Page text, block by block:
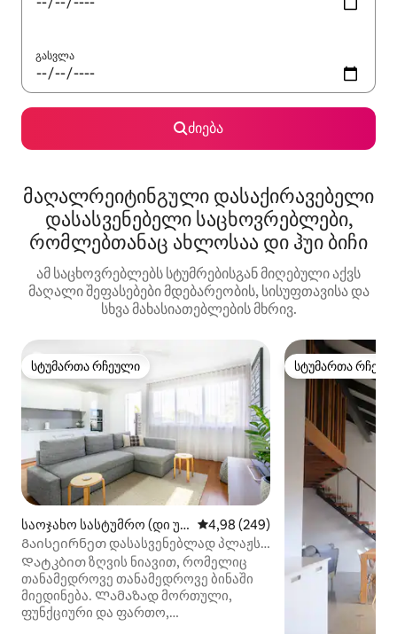
გასვლა
ძიება
მაღალრეიტინგული დასაქირავებელი
დასასვენებელი საცხოვრებლები,
რომლებთანაც ახლოსაა დი ჰუი ბიჩი
ამ საცხოვრებლებს სტუმრებისგან მიღებული აქვს
მაღალი შეფასებები მდებარეობის, სისუფთავისა და
სხვა მახასიათებლების მხრივ.
სტუმართა რჩეული
სტუმართა რჩეული
საოჯახო სასტუმრო (დი უა
ი)
საშუალო შეფასებაა 5‑დან
4,98 (249)
Გაისეირნეთ დასასვენებლად პლაჟსა
და კაფეებში ჩრდილოეთის
მოპირდაპირე ბინისგან
Დატკბით ზღვის ნიავით, რომელიც
თანამედროვე თანამედროვე ბინაში
მიედინება. Ლამაზად მორთული,
ფუნქციური და ფართო,
სტუმართა
სტუმართა